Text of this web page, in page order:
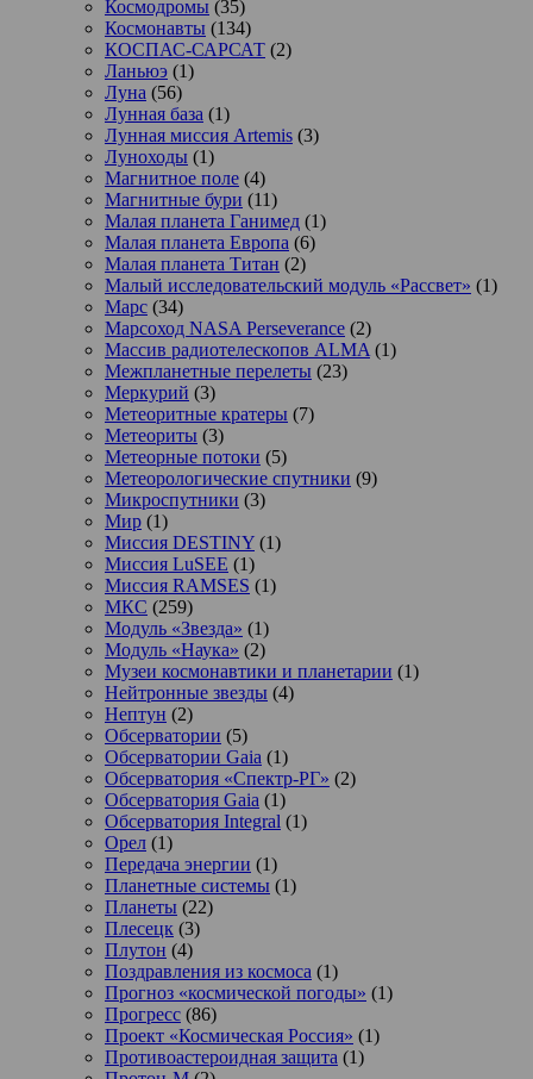
Космодромы (35)
Космонавты (134)
КОСПАС-САРСАТ (2)
Ланьюэ (1)
Луна (56)
Лунная база (1)
Лунная миссия Artemis (3)
Луноходы (1)
Магнитное поле (4)
Магнитные бури (11)
Малая планета Ганимед (1)
Малая планета Европа (6)
Малая планета Титан (2)
Малый исследовательский модуль «Рассвет» (1)
Марс (34)
Марсоход NASA Perseverance (2)
Массив радиотелескопов ALMA (1)
Межпланетные перелеты (23)
Меркурий (3)
Метеоритные кратеры (7)
Метеориты (3)
Метеорные потоки (5)
Метеорологические спутники (9)
Микроспутники (3)
Мир (1)
Миссия DESTINY (1)
Миссия LuSEE (1)
Миссия RAMSES (1)
МКС (259)
Модуль «Звезда» (1)
Модуль «Наука» (2)
Музеи космонавтики и планетарии (1)
Нейтронные звезды (4)
Нептун (2)
Обсерватории (5)
Обсерватории Gaia (1)
Обсерватория «Спектр-РГ» (2)
Обсерватория Gaia (1)
Обсерватория Integral (1)
Орел (1)
Передача энергии (1)
Планетные системы (1)
Планеты (22)
Плесецк (3)
Плутон (4)
Поздравления из космоса (1)
Прогноз «космической погоды» (1)
Прогресс (86)
Проект «Космическая Россия» (1)
Противоастероидная защита (1)